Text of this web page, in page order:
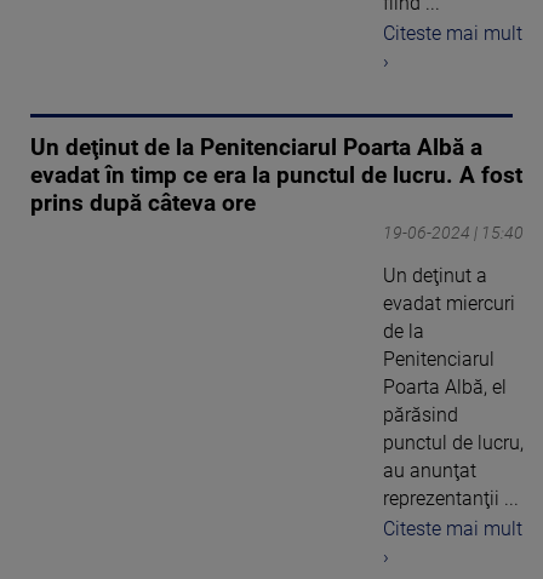
Citeste mai mult
›
Un deţinut de la Penitenciarul Poarta Albă a
evadat în timp ce era la punctul de lucru. A fost
prins după câteva ore
19-06-2024 | 15:40
Un deţinut a
evadat miercuri
de la
Penitenciarul
Poarta Albă, el
părăsind
punctul de lucru,
au anunţat
reprezentanţii ...
Citeste mai mult
›